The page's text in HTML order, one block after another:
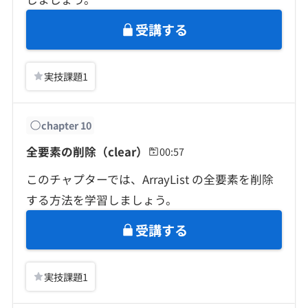
受講する
実技課題1
chapter10
全要素の削除（clear） 00:57
このチャプターでは、ArrayList の全要素を削除
する方法を学習しましょう。
受講する
実技課題1